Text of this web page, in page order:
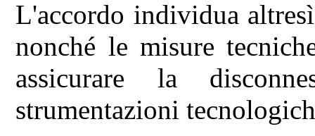
L'accordo individua
nonché le misure
assicurare la
strumentazioni